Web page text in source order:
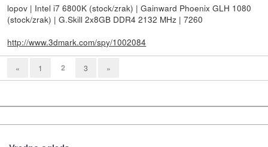
lopov | Intel i7 6800K (stock/zrak) | Gainward Phoenix GLH 1080
(stock/zrak) | G.Skill 2x8GB DDR4 2132 MHz | 7260
http://www.3dmark.com/spy/1002084
« 1 2 3 »